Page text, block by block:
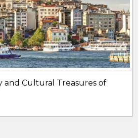
and Cultural Treasures of